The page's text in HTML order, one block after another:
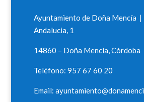
Ayuntamiento de Doña Mencía |
Andalucia, 1
14860 – Doña Mencía, Córdoba
Teléfono: 957 67 60 20
Email: